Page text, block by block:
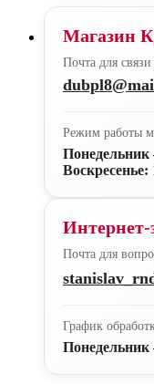
Магазин
Почта для
Режим работы
Понедельник
Воскресенье:
Интернет-
Почта для
График